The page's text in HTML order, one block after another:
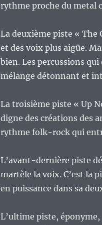
rythme proche du metal
La deuxième piste «
et des voix plus aigüe.
bien. Les percussions
mélange détonnant et
La troisième piste « Up
digne des créations des
rythme folk-rock qui
L’avant-dernière piste
martèle la voix. C’est la
en puissance dans sa
L’ultime piste, éponyme,